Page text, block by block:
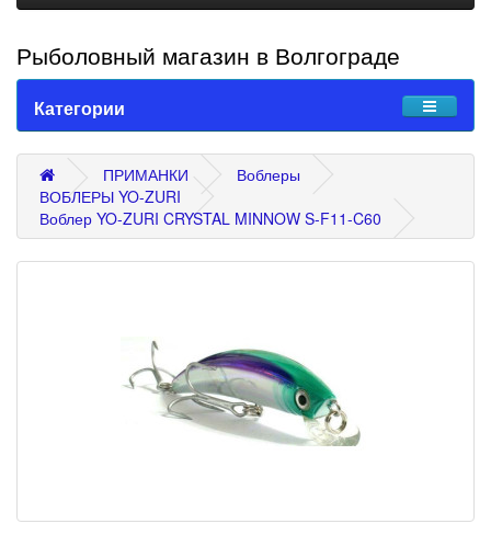
Рыболовный магазин в Волгограде
Категории
ПРИМАНКИ
Воблеры
ВОБЛЕРЫ YO-ZURI
Воблер YO-ZURI CRYSTAL MINNOW S-F11-C60